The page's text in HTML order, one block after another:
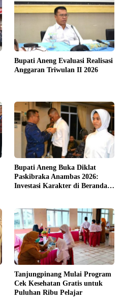
Bupati Aneng Evaluasi Realisasi
Anggaran Triwulan II 2026
Bupati Aneng Buka Diklat
Paskibraka Anambas 2026:
Investasi Karakter di Beranda
Tanjungpinang Mulai Program
Cek Kesehatan Gratis untuk
Puluhan Ribu Pelajar